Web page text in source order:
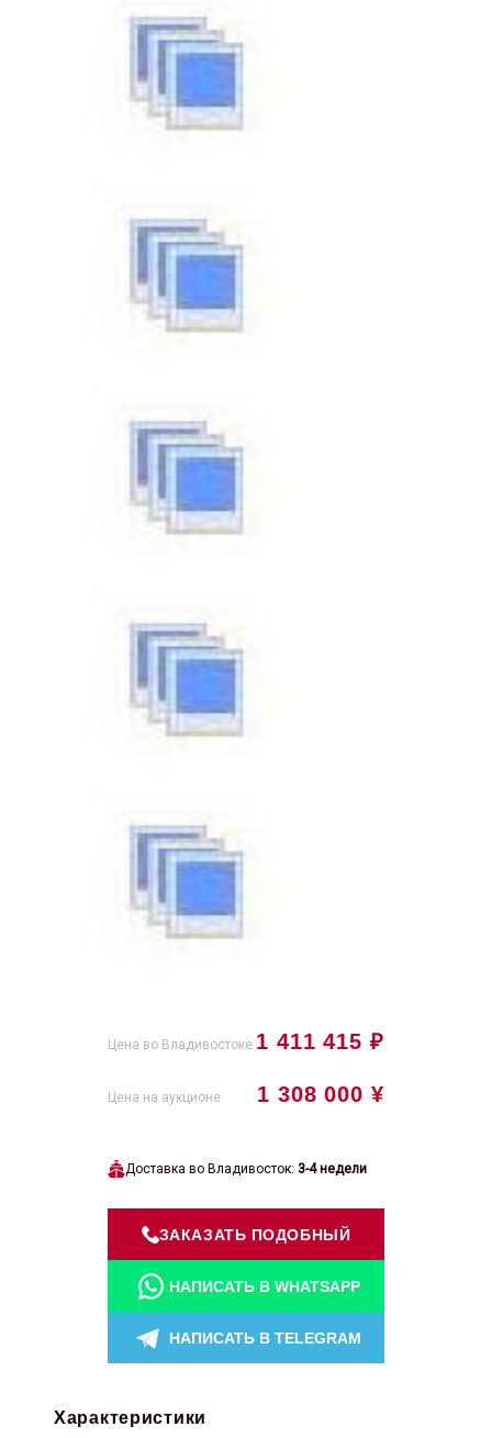
1 411 415 ₽
Цена во Владивостоке
1 308 000 ¥
Цена на аукционе
Доставка во Владивосток: 3-4 недели
ЗАКАЗАТЬ ПОДОБНЫЙ
НАПИСАТЬ В WHATSAPP
НАПИСАТЬ В TELEGRAM
Характеристики